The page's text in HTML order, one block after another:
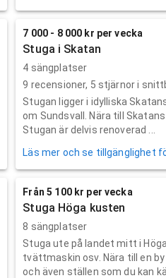
7 000 - 8 000 kr per vecka
Stuga i Skatan
4 sängplatser
9 recensioner, 5 stjärnor i
Stugan ligger i idylliska
om Sundsvall. Nära till
Stugan är delvis renoverad ...
Läs mer och se tillgänglighet
Från 5 100 kr per vecka
Stuga Höga kusten
8 sängplatser
Stuga ute på landet mitt i
tvättmaskin osv. Nära till en
och även ställen som du kan